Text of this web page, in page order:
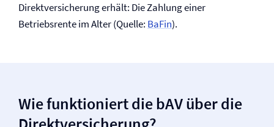
Direkt­versicherung erhält: Die Zahlung einer
Betriebsrente im Alter (Quelle: BaFin).
Wie funktioniert die bAV über die